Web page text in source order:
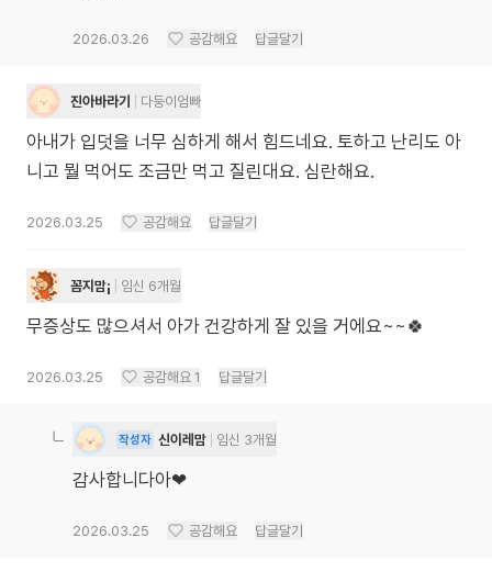
2026.03.26 공감해요 답글달기
진아바라기 다둥이엄빠
아내가 입덧을 너무 심하게 해서 힘드네요. 토하고 난리도 아
니고 뭘 먹어도 조금만 먹고 질린대요. 심란해요.
2026.03.25 공감해요 답글달기
꼼지맘¡ 임신 6개월
무증상도 많으셔서 아가 건강하게 잘 있을 거에요~~🍀
2026.03.25 공감해요 1 답글달기
작성자 신이레맘 임신 3개월
감사합니다아❤
2026.03.25 공감해요 답글달기